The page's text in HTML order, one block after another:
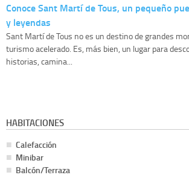
Conoce Sant Martí de Tous, un pequeño
y leyendas
Sant Martí de Tous no es un destino de grandes
turismo acelerado. Es, más bien, un lugar para
historias, camina...
HABITACIONES
Calefacción
Minibar
Balcón/Terraza